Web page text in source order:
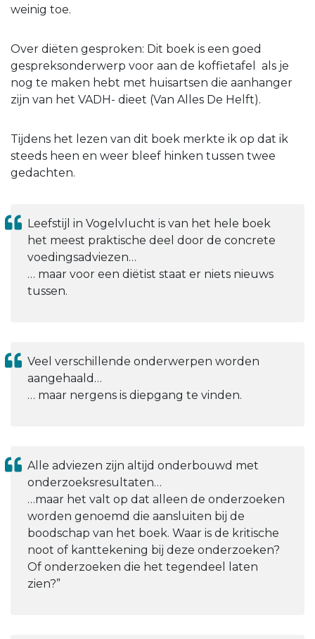
weinig toe.
Over diëten gesproken: Dit boek is een goed
gespreksonderwerp voor aan de koffietafel als je
nog te maken hebt met huisartsen die aanhanger
zijn van het VADH- dieet (Van Alles De Helft).
Tijdens het lezen van dit boek merkte ik op dat ik
steeds heen en weer bleef hinken tussen twee
gedachten.
Leefstijl in Vogelvlucht is van het hele boek
het meest praktische deel door de concrete
voedingsadviezen…
… maar voor een diëtist staat er niets nieuws
tussen.
Veel verschillende onderwerpen worden
aangehaald…
… maar nergens is diepgang te vinden.
Alle adviezen zijn altijd onderbouwd met
onderzoeksresultaten…
…maar het valt op dat alleen de onderzoeken
worden genoemd die aansluiten bij de
boodschap van het boek. Waar is de kritische
noot of kanttekening bij deze onderzoeken?
Of onderzoeken die het tegendeel laten
zien?”